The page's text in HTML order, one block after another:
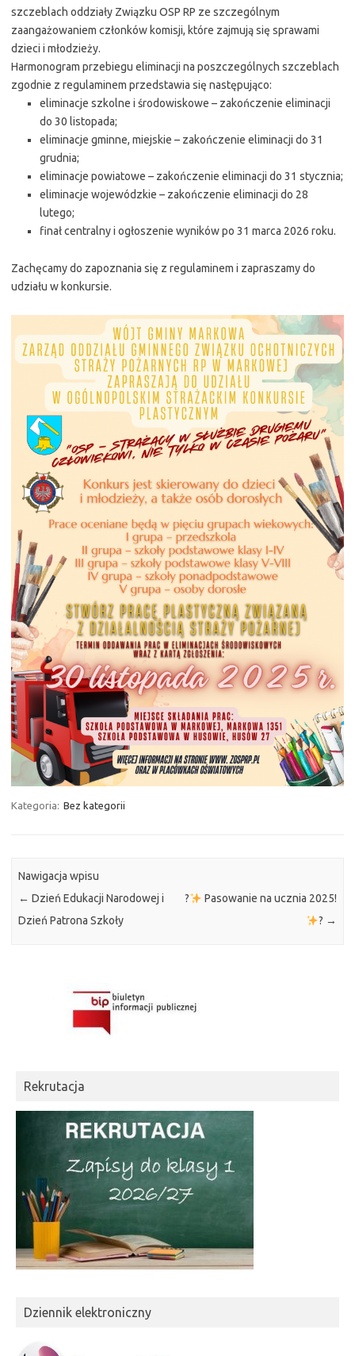
szczeblach oddziały Związku OSP RP ze szczególnym
zaangażowaniem członków komisji, które zajmują się sprawami
dzieci i młodzieży.
Harmonogram przebiegu eliminacji na poszczególnych szczeblach
zgodnie z regulaminem przedstawia się następująco:
eliminacje szkolne i środowiskowe – zakończenie eliminacji
do 30 listopada;
eliminacje gminne, miejskie – zakończenie eliminacji do 31
grudnia;
eliminacje powiatowe – zakończenie eliminacji do 31 stycznia;
eliminacje wojewódzkie – zakończenie eliminacji do 28
lutego;
finał centralny i ogłoszenie wyników po 31 marca 2026 roku.
Zachęcamy do zapoznania się z regulaminem i zapraszamy do
udziału w konkursie.
Kategoria: Bez kategorii
Nawigacja wpisu
← Dzień Edukacji Narodowej i
Dzień Patrona Szkoły
?
Pasowanie na ucznia 2025!
? →
Rekrutacja
Dziennik elektroniczny